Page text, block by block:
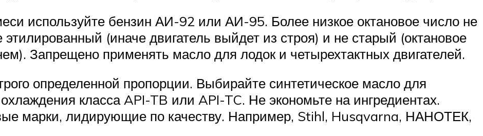
используйте бензин АИ-92 или АИ-95. Более низкое октановое число не
(иначе двигатель выйдет из строя) и не старый (октановое
Запрещено применять масло для лодок и четырехтактных двигателей.
определенной пропорции. Выбирайте синтетическое масло для
класса API-TB или API-TC. Не экономьте на ингредиентах.
марки, лидирующие по качеству. Например, Stihl, Husqvarna, НАНОТЕК,